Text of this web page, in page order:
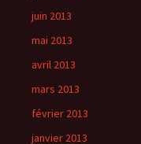
juin 2013
mai 2013
avril 2013
mars 2013
février 2013
janvier 2013